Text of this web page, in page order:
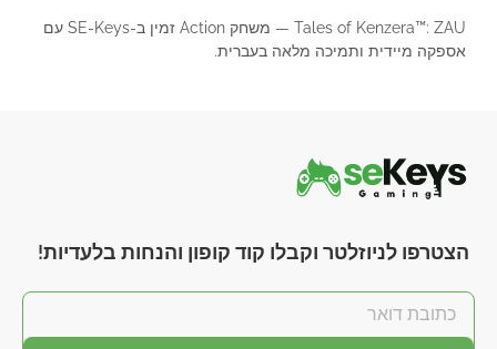
Tales of Kenzera™: ZAU — משחק Action זמין ב-SE-Keys עם
אספקה מיידית ותמיכה מלאה בעברית.
הצטרפו לניוזלטר וקבלו קוד קופון והנחות בלעדיות!